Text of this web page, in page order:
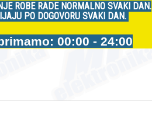
ROBE RADE NORMALNO SVAKI DAN.
PO DOGOVORU SVAKI DAN.
00:00 - 24:00